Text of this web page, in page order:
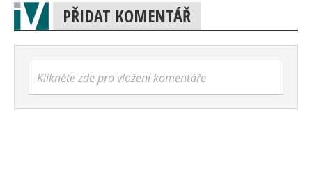
PŘIDAT KOMENTÁŘ
Klikněte zde pro vložení komentáře